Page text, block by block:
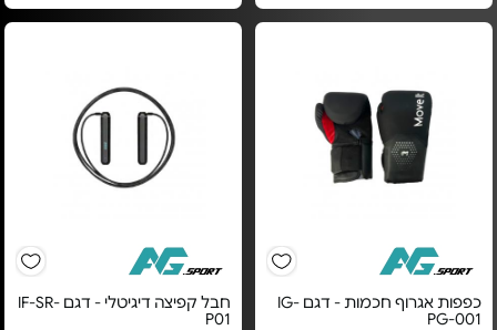
כפפות אגרוף חכמות - דגם IG-
PG-001
חבל קפיצה דיגיטלי - דגם IF-SR-
P01